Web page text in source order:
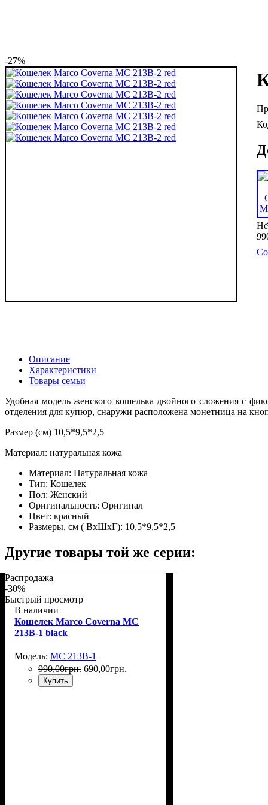
-27%
Описание
Характеристики
Товары семьи
Удобная модель женского кошелька двойного сложения с
отделения для купюр, снаружи расположена монетница на
Размер (см) 10,5*9,5*2,5
Mатериал: натуральная кожа
Материал: Натуральная кожа
Тип: Кошелек
Пол: Женский
Оригинальность: Оригинал
Цвет: красный
Размеры, см ( ВхШхГ): 10,5*9,5*2,5
Другие товары той же серии:
Распродажа
-30%
Быстрый просмотр
В наличии
Кошелек Marco Coverna MC
213B-1 black
Модель: MC 213B-1
990,00грн. 690,00грн.
Купить